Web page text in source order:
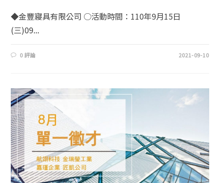
◆金豐寢具有限公司 ○活動時間：110年9月15日
(三)09...
0 評論 2021-09-10